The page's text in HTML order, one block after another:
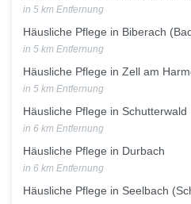
in 5 km Entfernung
Häusliche Pflege in Biberach
in 5 km Entfernung
Häusliche Pflege in Zell am
in 5 km Entfernung
Häusliche Pflege in Schutterwald
in 6 km Entfernung
Häusliche Pflege in Durbach
in 6 km Entfernung
Häusliche Pflege in Seelbach